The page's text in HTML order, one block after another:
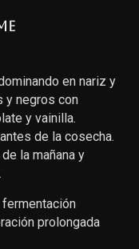
en nariz y
y negros con
y vainilla.
de la cosecha.
la mañana y
prolongada